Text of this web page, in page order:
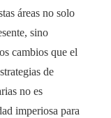
áreas no solo
sino
cambios que el
de
no es
imperiosa para